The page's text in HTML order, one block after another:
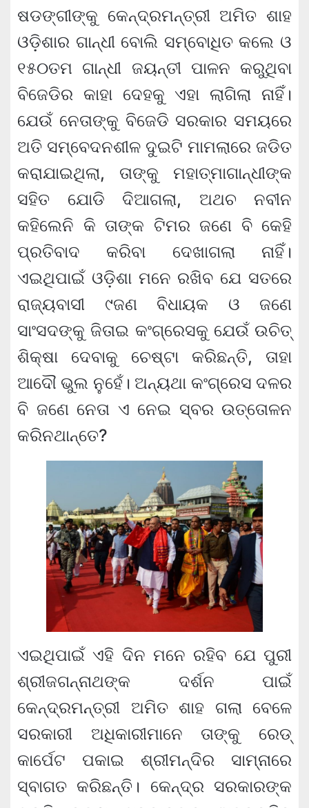
ଷଡଙ୍ଗୀଙ୍କୁ କେନ୍ଦ୍ରମନ୍ତ୍ରୀ ଅମିତ ଶାହ
ଓଡ଼ିଶାର ଗାନ୍ଧୀ ବୋଲି ସମ୍ବୋଧିତ କଲେ ଓ
୧୫୦ତମ ଗାନ୍ଧୀ ଜୟନ୍ତୀ ପାଳନ କରୁଥିବା
ବିଜେଡିର କାହା ଦେହକୁ ଏହା ଲାଗିଲା ନାହିଁ।
ଯେଉଁ ନେତାଙ୍କୁ ବିଜେଡି ସରକାର ସମୟରେ
ଅତି ସମ୍ବେଦନଶୀଳ ଦୁଇଟି ମାମଲାରେ ଜଡିତ
କରାଯାଇଥିଲା, ତାଙ୍କୁ ମହାତ୍ମାଗାନ୍ଧୀଙ୍କ
ସହିତ ଯୋଡି ଦିଆଗଲା, ଅଥଚ ନବୀନ
କହିଲେନି କି ତାଙ୍କ ଟିମର ଜଣେ ବି କେହି
ପ୍ରତିବାଦ କରିବା ଦେଖାଗଲା ନାହିଁ।
ଏଇଥିପାଇଁ ଓଡ଼ିଶା ମନେ ରଖିବ ଯେ ସତରେ
ରାଜ୍ୟବାସୀ ୯ଜଣ ବିଧାୟକ ଓ ଜଣେ
ସାଂସଦଙ୍କୁ ଜିତାଇ କଂଗ୍ରେସକୁ ଯେଉଁ ଉଚିତ୍
ଶିକ୍ଷା ଦେବାକୁ ଚେଷ୍ଟା କରିଛନ୍ତି, ତାହା
ଆଦୌ ଭୁଲ ନୁହେଁ। ଅନ୍ୟଥା କଂଗ୍ରେସ ଦଳର
ବି ଜଣେ ନେତା ଏ ନେଇ ସ୍ବର ଉତ୍ତୋଳନ
କରିନଥାନ୍ତେ?
ଏଇଥିପାଇଁ ଏହି ଦିନ ମନେ ରହିବ ଯେ ପୁରୀ
ଶ୍ରୀଜଗନ୍ନାଥଙ୍କ ଦର୍ଶନ ପାଇଁ
କେନ୍ଦ୍ରମନ୍ତ୍ରୀ ଅମିତ ଶାହ ଗଲା ବେଳେ
ସରକାରୀ ଅଧିକାରୀମାନେ ତାଙ୍କୁ ରେଡ୍
କାର୍ପେଟ ପକାଇ ଶ୍ରୀମନ୍ଦିର ସାମ୍ନାରେ
ସ୍ବାଗତ କରିଛନ୍ତି। କେନ୍ଦ୍ର ସରକାରଙ୍କ